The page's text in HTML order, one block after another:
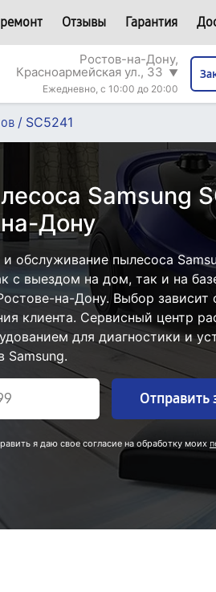
Отзывы Гарантия
Ростов-на-Дону,
Красноармейская ул., 33 ▼
Ежедневно, с 10:00 до 20:00
/ SC5241
Samsung
Дону
обслуживание пылесоса
с выездом на дом, так и на
на-Дону. Выбор зависит
клиента. Сервисный центр
для диагностики и
Samsung.
Отправить
я даю свое согласие на обработку моих